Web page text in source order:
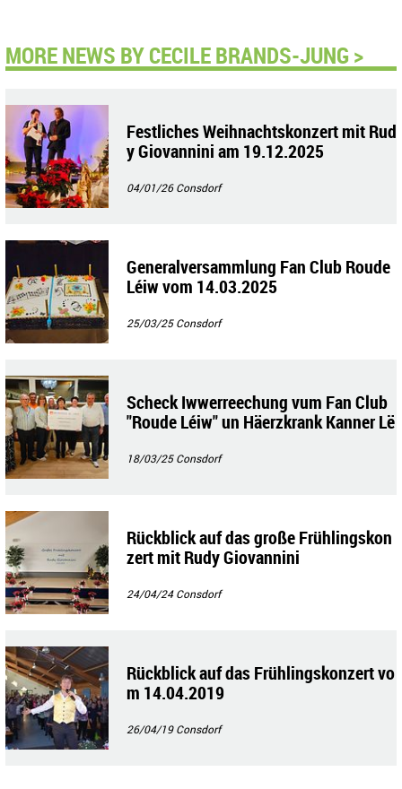
MORE NEWS BY CECILE BRANDS-JUNG >
Festliches Weihnachtskonzert mit Rud
y Giovannini am 19.12.2025
04/01/26Consdorf
Generalversammlung Fan Club Roude
Léiw vom 14.03.2025
25/03/25Consdorf
Scheck Iwwerreechung vum Fan Club
"Roude Léiw" un Häerzkrank Kanner Lë
18/03/25Consdorf
Rückblick auf das große Frühlingskon
zert mit Rudy Giovannini
24/04/24Consdorf
Rückblick auf das Frühlingskonzert vo
m 14.04.2019
26/04/19Consdorf